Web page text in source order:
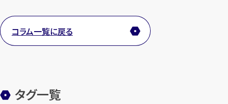
コラム一覧に戻る
タグ一覧